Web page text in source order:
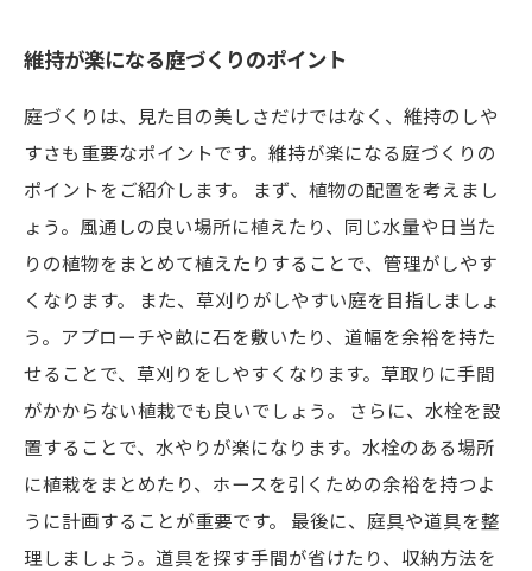
維持が楽になる庭づくりのポイント
庭づくりは、見た目の美しさだけではなく、維持のしや
すさも重要なポイントです。維持が楽になる庭づくりの
ポイントをご紹介します。 まず、植物の配置を考えまし
ょう。風通しの良い場所に植えたり、同じ水量や日当た
りの植物をまとめて植えたりすることで、管理がしやす
くなります。 また、草刈りがしやすい庭を目指しましょ
う。アプローチや畝に石を敷いたり、道幅を余裕を持た
せることで、草刈りをしやすくなります。草取りに手間
がかからない植栽でも良いでしょう。 さらに、水栓を設
置することで、水やりが楽になります。水栓のある場所
に植栽をまとめたり、ホースを引くための余裕を持つよ
うに計画することが重要です。 最後に、庭具や道具を整
理しましょう。道具を探す手間が省けたり、収納方法を